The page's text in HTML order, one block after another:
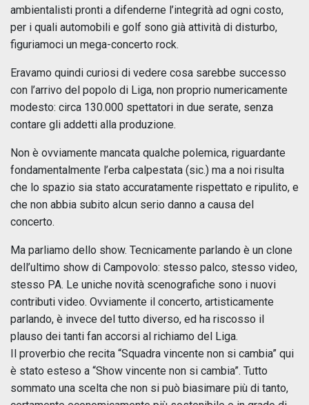
ambientalisti pronti a difenderne l’integrità ad ogni costo,
per i quali automobili e golf sono già attività di disturbo,
figuriamoci un mega-concerto rock.
Eravamo quindi curiosi di vedere cosa sarebbe successo
con l’arrivo del popolo di Liga, non proprio numericamente
modesto: circa 130.000 spettatori in due serate, senza
contare gli addetti alla produzione.
Non è ovviamente mancata qualche polemica, riguardante
fondamentalmente l’erba calpestata (sic.) ma a noi risulta
che lo spazio sia stato accuratamente rispettato e ripulito, e
che non abbia subito alcun serio danno a causa del
concerto.
Ma parliamo dello show. Tecnicamente parlando è un clone
dell’ultimo show di Campovolo: stesso palco, stesso video,
stesso PA. Le uniche novità scenografiche sono i nuovi
contributi video. Ovviamente il concerto, artisticamente
parlando, è invece del tutto diverso, ed ha riscosso il
plauso dei tanti fan accorsi al richiamo del Liga.
Il proverbio che recita “Squadra vincente non si cambia” qui
è stato esteso a “Show vincente non si cambia”. Tutto
sommato una scelta che non si può biasimare più di tanto,